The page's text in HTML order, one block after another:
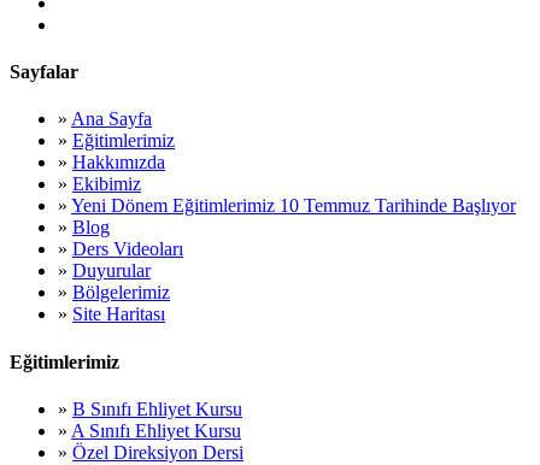
Sayfalar
» Ana Sayfa
» Eğitimlerimiz
» Hakkımızda
» Ekibimiz
» Yeni Dönem Eğitimlerimiz 10 Temmuz Tarihinde Başlıyor
» Blog
» Ders Videoları
» Duyurular
» Bölgelerimiz
» Site Haritası
Eğitimlerimiz
» B Sınıfı Ehliyet Kursu
» A Sınıfı Ehliyet Kursu
» Özel Direksiyon Dersi